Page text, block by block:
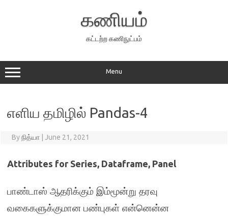
கணியம்
கட்டற்ற கணிநுட்பம்
Menu
எளிய தமிழில் Pandas-4
Byநித்யா June 21, 2021
Attributes for Series, Dataframe, Panel
பாண்டாஸ் ஆதரிக்கும் இம்மூன்று தரவு
வகைகளுக்குமான பண்புகள் என்னென்ன